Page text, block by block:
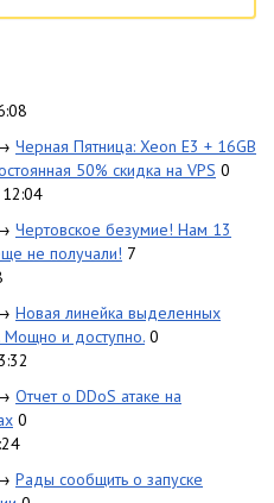
Черная Пятница: Xeon E3 + 16GB
50% скидка на VPS 0
Чертовское безумие! Нам 13
не получали! 7
Новая линейка выделенных
и доступно. 0
Отчет о DDoS атаке на
0
Рады сообщить о запуске